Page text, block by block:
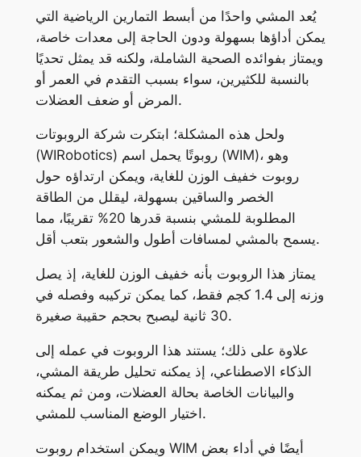
يُعد المشي واحدًا من أبسط التمارين الرياضية التي
يمكن أداؤها بسهولة ودون الحاجة إلى معدات خاصة،
ويمتاز بفوائده الصحية الشاملة، ولكنه قد يمثل تحديًا
بالنسبة للكثيرين، سواء بسبب التقدم في العمر أو
المرض أو ضعف العضلات.
ولحل هذه المشكلة؛ ابتكرت شركة الروبوتات
(WIRobotics) روبوتًا يحمل اسم (WIM)، وهو
روبوت خفيف الوزن للغاية، ويمكن ارتداؤه حول
الخصر والساقين بسهولة، ليقلل من الطاقة
المطلوبة للمشي بنسبة قدرها 20% تقريبًا، مما
يسمح بالمشي لمسافات أطول والشعور بتعب أقل.
يمتاز هذا الروبوت بأنه خفيف الوزن للغاية، إذ يصل
وزنه إلى 1.4 كجم فقط، كما يمكن تركيبه وفصله في
30 ثانية ليصبح بحجم حقيبة صغيرة.
علاوة على ذلك؛ يستند هذا الروبوت في عمله إلى
الذكاء الاصطناعي، إذ يمكنه تحليل طريقة المشي،
والبيانات الخاصة بحالة العضلات، ومن ثم يمكنه
اختيار الوضع المناسب للمشي.
ويمكن استخدام روبوت WIM أيضًا في أداء بعض